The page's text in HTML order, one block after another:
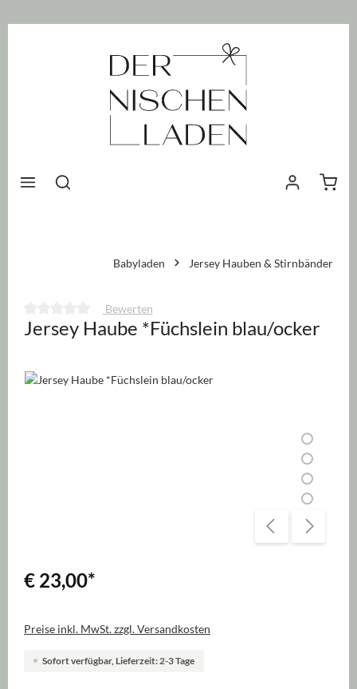
Babyladen Jersey Hauben & Stirnbänder
Durchschnittliche Bewertung von 0 von 5 Sternen
Bewerten
Jersey Haube *Füchslein blau/ocker
Bildergalerie überspringen
€ 23,00*
Preise inkl. MwSt. zzgl. Versandkosten
Sofort verfügbar, Lieferzeit: 2-3 Tage